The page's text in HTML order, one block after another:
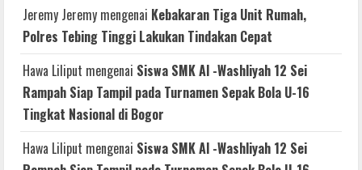
Jeremy Jeremy mengenai Kebakaran Tiga Unit Rumah,
Polres Tebing Tinggi Lakukan Tindakan Cepat
Hawa Liliput mengenai Siswa SMK Al -Washliyah 12 Sei
Rampah Siap Tampil pada Turnamen Sepak Bola U-16
Tingkat Nasional di Bogor
Hawa Liliput mengenai Siswa SMK Al -Washliyah 12 Sei